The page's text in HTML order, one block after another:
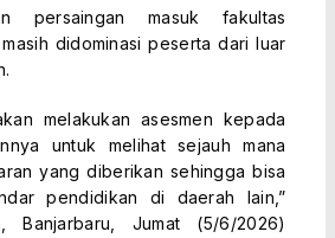
persaingan masuk fakultas
didominasi peserta dari luar
melakukan asesmen kepada
untuk melihat sejauh mana
yang diberikan sehingga bisa
pendidikan di daerah lain,”
Banjarbaru, Jumat (5/6/2026)